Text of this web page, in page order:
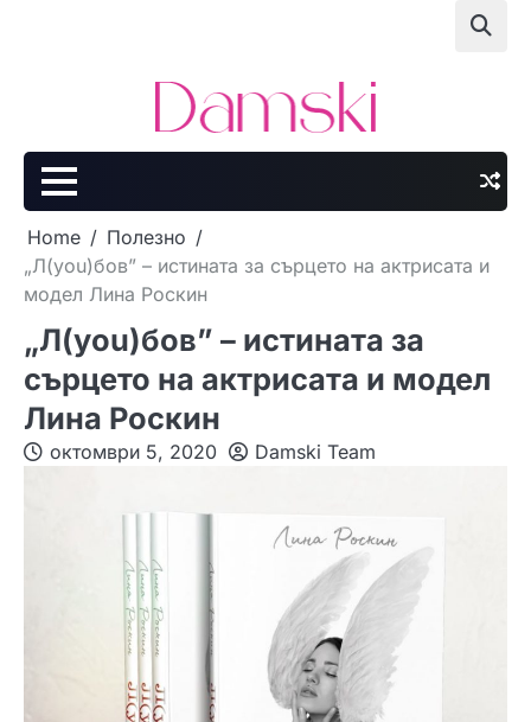
Home
Полезно
„Л(you)бов” – истината за сърцето на актрисата и
модел Лина Роскин
„Л(you)бов” – истината за
сърцето на актрисата и модел
Лина Роскин
октомври 5, 2020 Damski Team